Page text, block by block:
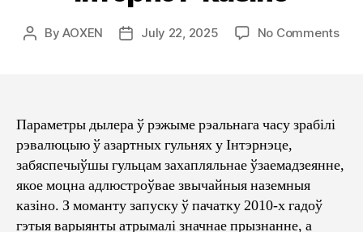
PostByAOXEN
PostJuly 22, 2025 No Commentson
Параметры дылера ў рэжыме рэальнага часу зрабілі
рэвалюцыю ў азартных гульнях у Інтэрнэце,
забяспечыўшы гульцам захапляльнае ўзаемадзеянне,
якое моцна адлюстроўвае звычайныя наземныя
казіно. З моманту запуску ў пачатку 2010-х гадоў
гэтыя варыянты атрымалі значнае прызнанне, а